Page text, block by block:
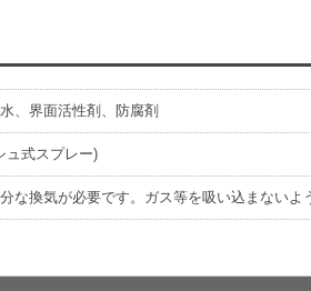
、界面活性剤、防腐剤
ュ式スプレー)
な換気が必要です。ガス等を吸い込まないよ